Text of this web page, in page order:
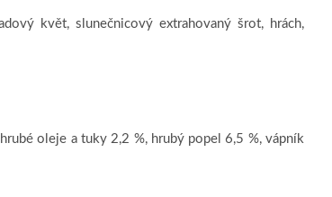
květ, slunečnicový extrahovaný šrot, hrách,
oleje a tuky 2,2 %, hrubý popel 6,5 %, vápník